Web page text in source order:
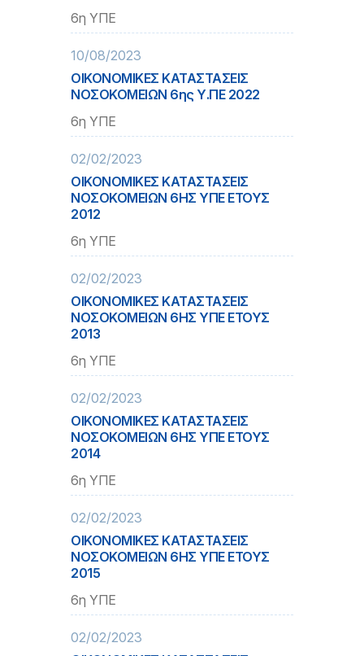
6η ΥΠΕ
10/08/2023
ΟΙΚΟΝΟΜΙΚΕΣ ΚΑΤΑΣΤΑΣΕΙΣ
ΝΟΣΟΚΟΜΕΙΩΝ 6ης Υ.ΠΕ 2022
6η ΥΠΕ
02/02/2023
ΟΙΚΟΝΟΜΙΚΕΣ ΚΑΤΑΣΤΑΣΕΙΣ
ΝΟΣΟΚΟΜΕΙΩΝ 6ΗΣ ΥΠΕ ΕΤΟΥΣ
2012
6η ΥΠΕ
02/02/2023
ΟΙΚΟΝΟΜΙΚΕΣ ΚΑΤΑΣΤΑΣΕΙΣ
ΝΟΣΟΚΟΜΕΙΩΝ 6ΗΣ ΥΠΕ ΕΤΟΥΣ
2013
6η ΥΠΕ
02/02/2023
ΟΙΚΟΝΟΜΙΚΕΣ ΚΑΤΑΣΤΑΣΕΙΣ
ΝΟΣΟΚΟΜΕΙΩΝ 6ΗΣ ΥΠΕ ΕΤΟΥΣ
2014
6η ΥΠΕ
02/02/2023
ΟΙΚΟΝΟΜΙΚΕΣ ΚΑΤΑΣΤΑΣΕΙΣ
ΝΟΣΟΚΟΜΕΙΩΝ 6ΗΣ ΥΠΕ ΕΤΟΥΣ
2015
6η ΥΠΕ
02/02/2023